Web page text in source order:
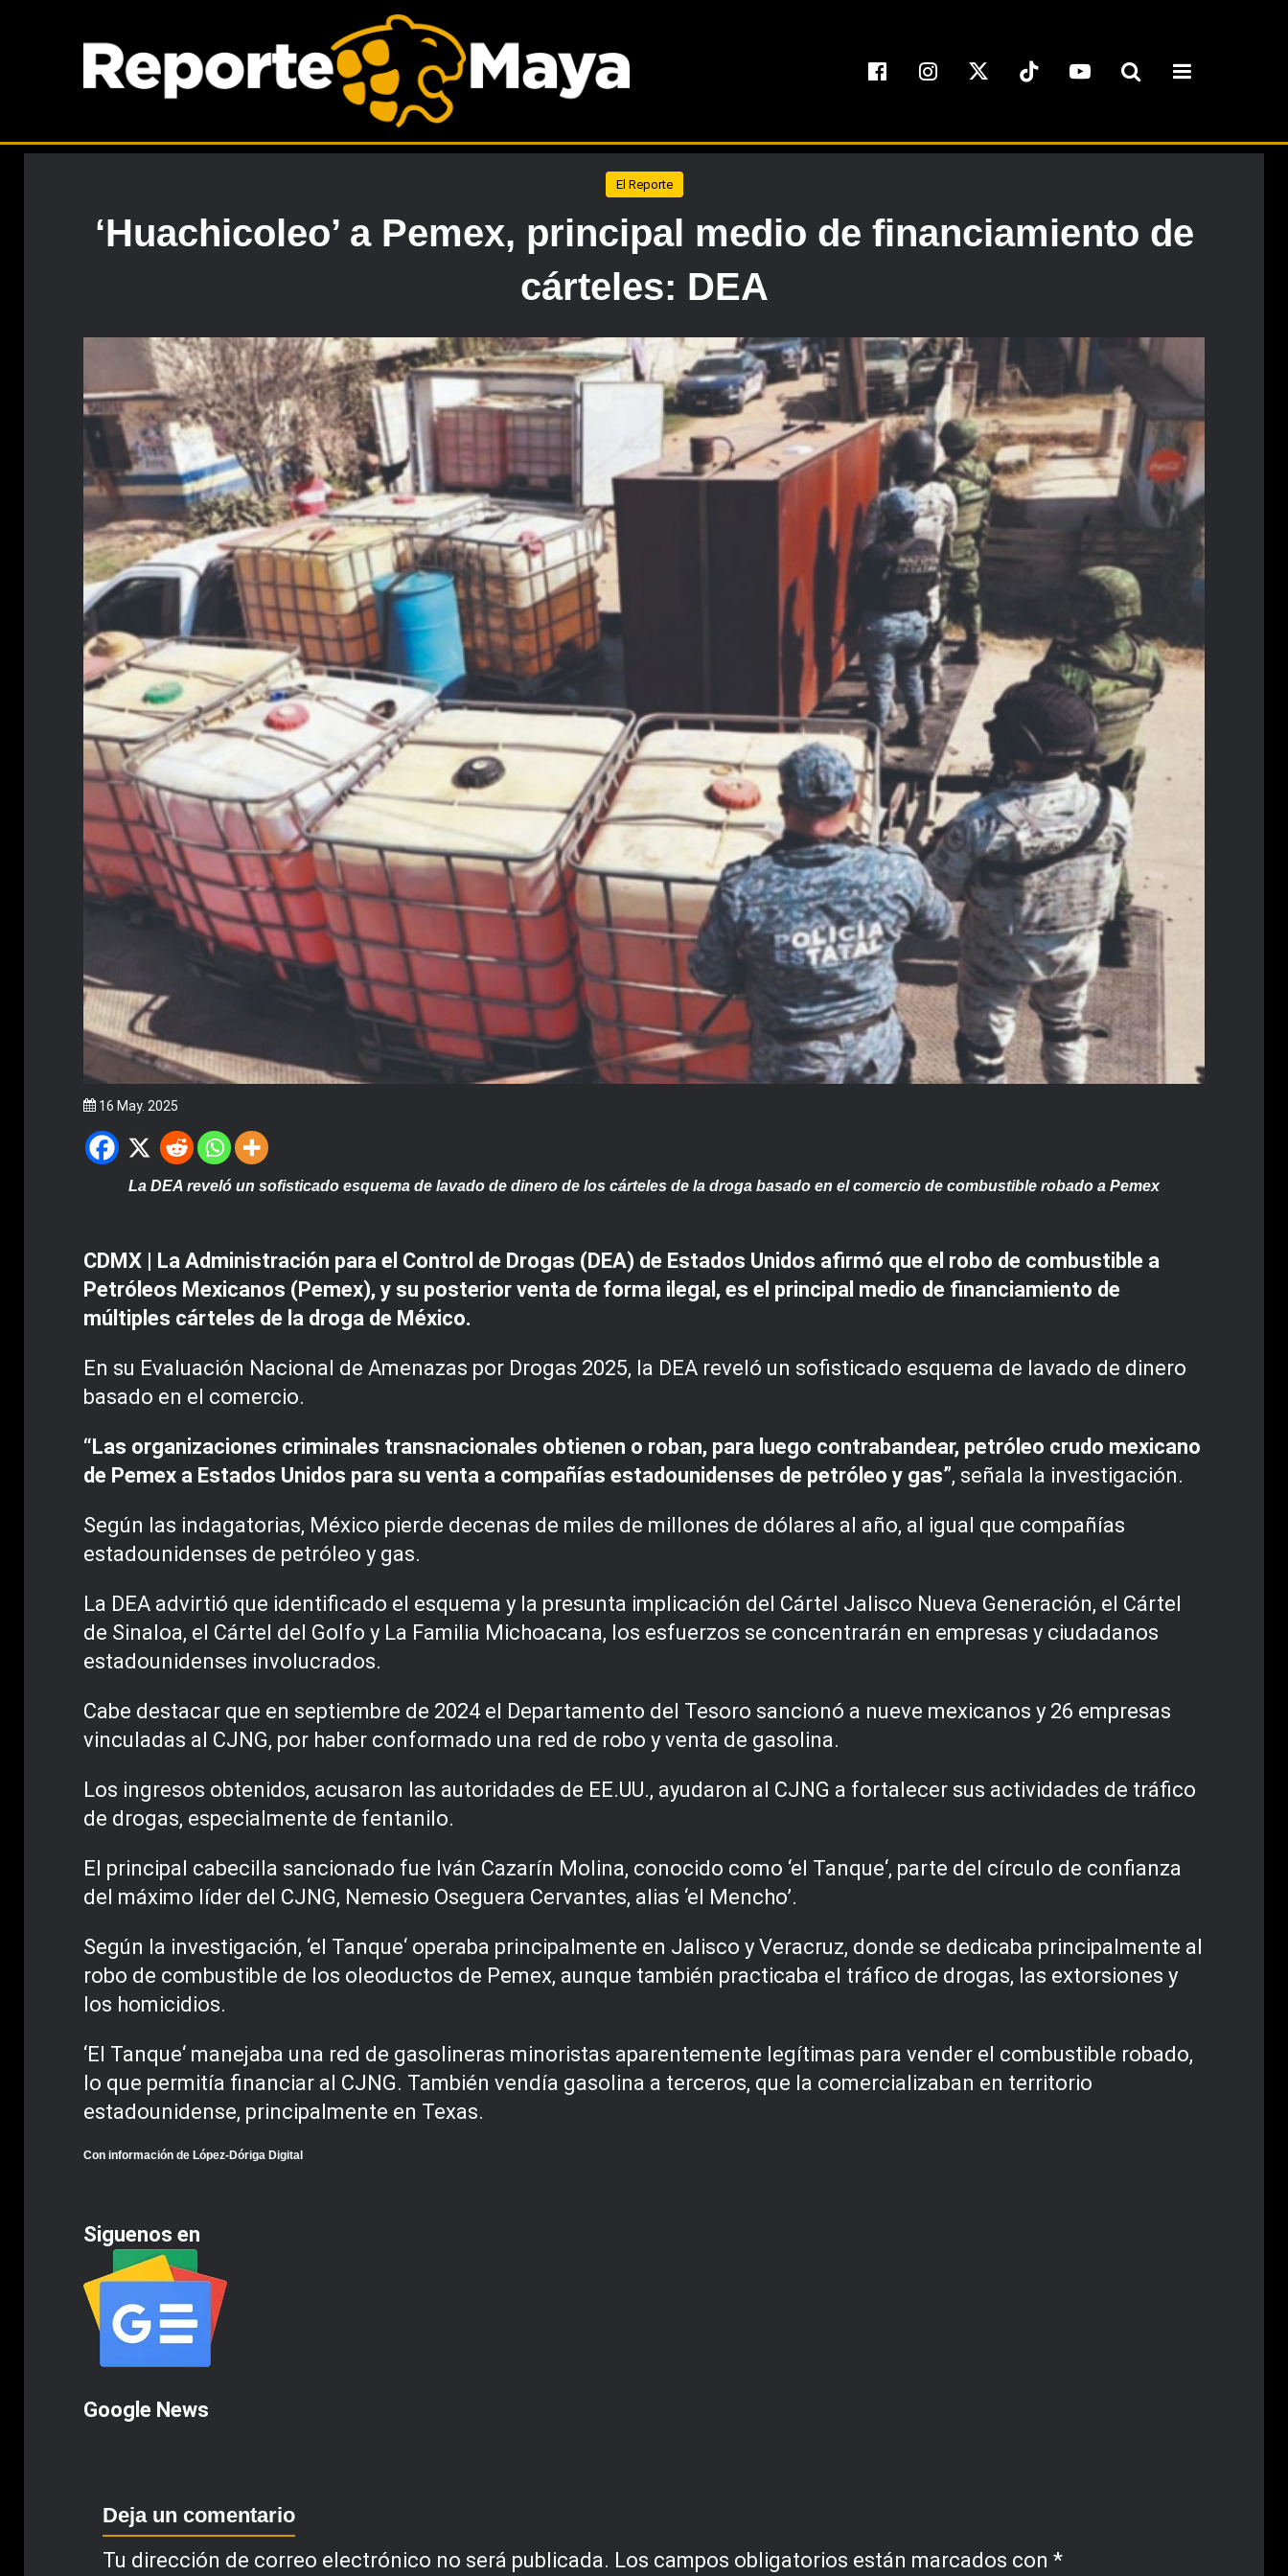
El Reporte
‘Huachicoleo’ a Pemex, principal medio de financiamiento de
cárteles: DEA
16 May. 2025
La DEA reveló un sofisticado esquema de lavado de dinero de los cárteles de la droga basado en el comercio de combustible robado a Pemex
CDMX | La Administración para el Control de Drogas (DEA) de Estados Unidos afirmó que el robo de combustible a
Petróleos Mexicanos (Pemex), y su posterior venta de forma ilegal, es el principal medio de financiamiento de
múltiples cárteles de la droga de México.
En su Evaluación Nacional de Amenazas por Drogas 2025, la DEA reveló un sofisticado esquema de lavado de dinero
basado en el comercio.
“Las organizaciones criminales transnacionales obtienen o roban, para luego contrabandear, petróleo crudo mexicano
de Pemex a Estados Unidos para su venta a compañías estadounidenses de petróleo y gas”, señala la investigación.
Según las indagatorias, México pierde decenas de miles de millones de dólares al año, al igual que compañías
estadounidenses de petróleo y gas.
La DEA advirtió que identificado el esquema y la presunta implicación del Cártel Jalisco Nueva Generación, el Cártel
de Sinaloa, el Cártel del Golfo y La Familia Michoacana, los esfuerzos se concentrarán en empresas y ciudadanos
estadounidenses involucrados.
Cabe destacar que en septiembre de 2024 el Departamento del Tesoro sancionó a nueve mexicanos y 26 empresas
vinculadas al CJNG, por haber conformado una red de robo y venta de gasolina.
Los ingresos obtenidos, acusaron las autoridades de EE.UU., ayudaron al CJNG a fortalecer sus actividades de tráfico
de drogas, especialmente de fentanilo.
El principal cabecilla sancionado fue Iván Cazarín Molina, conocido como ‘el Tanque‘, parte del círculo de confianza
del máximo líder del CJNG, Nemesio Oseguera Cervantes, alias ‘el Mencho’.
Según la investigación, ‘el Tanque‘ operaba principalmente en Jalisco y Veracruz, donde se dedicaba principalmente al
robo de combustible de los oleoductos de Pemex, aunque también practicaba el tráfico de drogas, las extorsiones y
los homicidios.
‘El Tanque‘ manejaba una red de gasolineras minoristas aparentemente legítimas para vender el combustible robado,
lo que permitía financiar al CJNG. También vendía gasolina a terceros, que la comercializaban en territorio
estadounidense, principalmente en Texas.
Con información de López-Dóriga Digital
Siguenos en
Google News
Deja un comentario
Tu dirección de correo electrónico no será publicada. Los campos obligatorios están marcados con *